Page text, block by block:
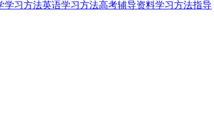
学习方法英语学习方法高考辅导资料学习方法指导